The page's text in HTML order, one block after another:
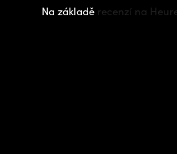
Na základě recenzí na